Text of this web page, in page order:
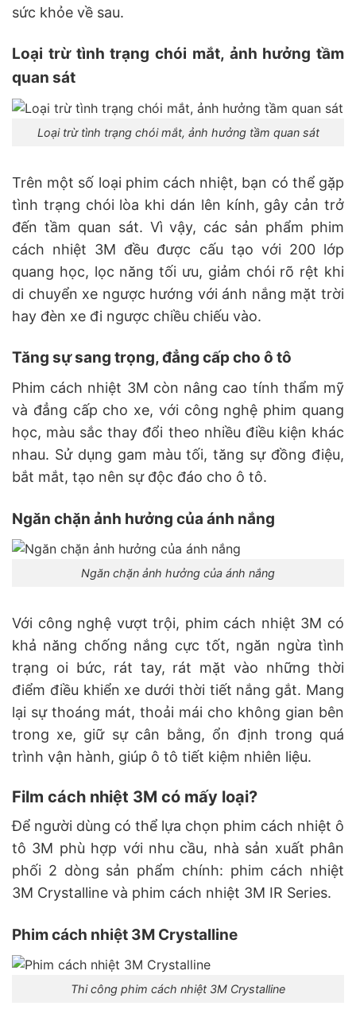
sức khỏe về sau.
Loại trừ tình trạng chói mắt, ảnh hưởng tầm
quan sát
Loại trừ tình trạng chói mắt, ảnh hưởng tầm quan sát
Trên một số loại phim cách nhiệt, bạn có thể gặp
tình trạng chói lòa khi dán lên kính, gây cản trở
đến tầm quan sát. Vì vậy, các sản phẩm phim
cách nhiệt 3M đều được cấu tạo với 200 lớp
quang học, lọc năng tối ưu, giảm chói rõ rệt khi
di chuyển xe ngược hướng với ánh nắng mặt trời
hay đèn xe đi ngược chiều chiếu vào.
Tăng sự sang trọng, đẳng cấp cho ô tô
Phim cách nhiệt 3M còn nâng cao tính thẩm mỹ
và đẳng cấp cho xe, với công nghệ phim quang
học, màu sắc thay đổi theo nhiều điều kiện khác
nhau. Sử dụng gam màu tối, tăng sự đồng điệu,
bắt mắt, tạo nên sự độc đáo cho ô tô.
Ngăn chặn ảnh hưởng của ánh nắng
Ngăn chặn ảnh hưởng của ánh nắng
Với công nghệ vượt trội, phim cách nhiệt 3M có
khả năng chống nắng cực tốt, ngăn ngừa tình
trạng oi bức, rát tay, rát mặt vào những thời
điểm điều khiển xe dưới thời tiết nắng gắt. Mang
lại sự thoáng mát, thoải mái cho không gian bên
trong xe, giữ sự cân bằng, ổn định trong quá
trình vận hành, giúp ô tô tiết kiệm nhiên liệu.
Film cách nhiệt 3M có mấy loại?
Để người dùng có thể lựa chọn phim cách nhiệt ô
tô 3M phù hợp với nhu cầu, nhà sản xuất phân
phối 2 dòng sản phẩm chính: phim cách nhiệt
3M Crystalline và phim cách nhiệt 3M IR Series.
Phim cách nhiệt 3M Crystalline
Thi công phim cách nhiệt 3M Crystalline